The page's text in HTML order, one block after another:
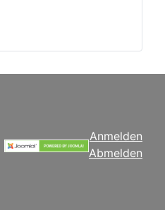
Anmelden
Abmelden